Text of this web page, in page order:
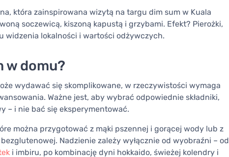
która zainspirowana wizytą na targu dim sum w Kuala
soczewicą, kiszoną kapustą i grzybami. Efekt? Pierożki,
widzenia lokalności i wartości odżywczych.
w domu?
wydawać się skomplikowane, w rzeczywistości wymaga
Ważne jest, aby wybrać odpowiednie składniki,
– i nie bać się eksperymentować.
można przygotować z mąki pszennej i gorącej wody lub z
Nadzienie zależy wyłącznie od wyobraźni – od
i imbiru, po kombinację dyni hokkaido, świeżej kolendry i